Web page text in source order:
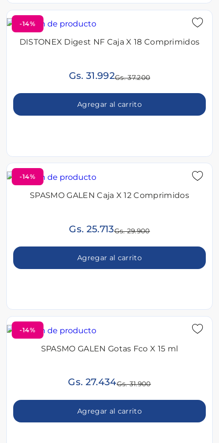
-14%
DISTONEX Digest NF Caja X 18 Comprimidos
Gs. 31.992Gs. 37.200
Agregar al carrito
-14%
SPASMO GALEN Caja X 12 Comprimidos
Gs. 25.713Gs. 29.900
Agregar al carrito
-14%
SPASMO GALEN Gotas Fco X 15 ml
Gs. 27.434Gs. 31.900
Agregar al carrito